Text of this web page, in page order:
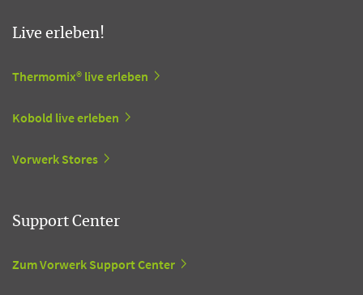
Live erleben!
Thermomix® live erleben
Kobold live erleben
Vorwerk Stores
Support Center
Zum Vorwerk Support Center